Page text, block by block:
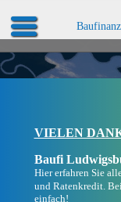
VIELEN DANK,
Baufi
Hier erfahren Sie
und Ratenkredit.
einfach!